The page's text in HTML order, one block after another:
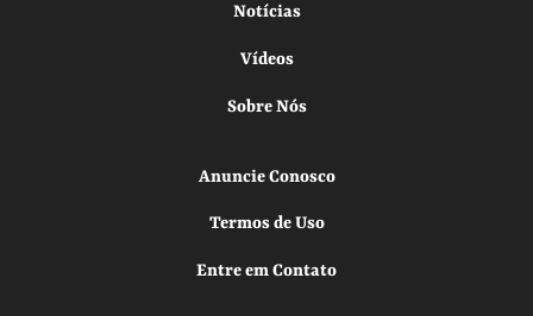
Notícias
Vídeos
Sobre Nós
Anuncie Conosco
Termos de Uso
Entre em Contato